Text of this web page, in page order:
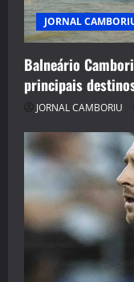
JORNAL
Balneário
principais
JORNAL CAMBORIU